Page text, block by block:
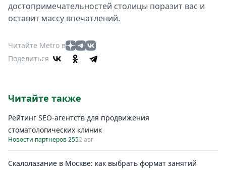
достопримечательностей столицы поразит вас и
оставит массу впечатлений.
Читайте Metro в
Поделиться
Читайте также
Рейтинг SEO-агентств для продвижения
стоматологических клиник
Новости партнеров 2552 авг
Скалолазание в Москве: как выбрать формат занятий